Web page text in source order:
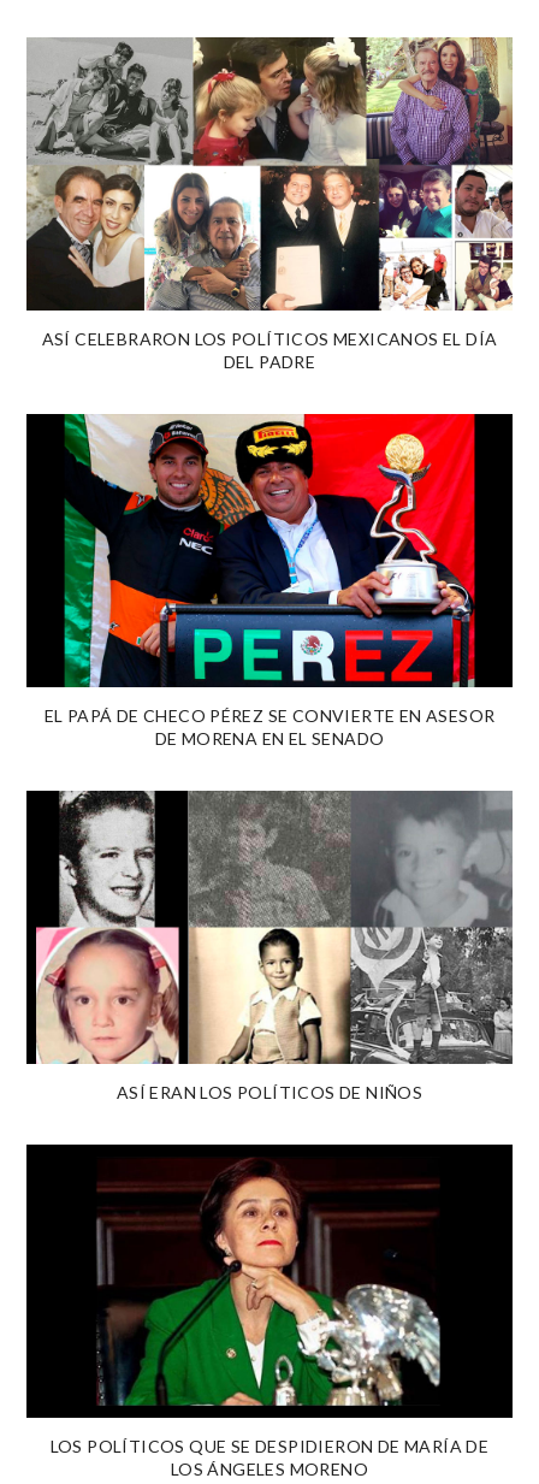
ASÍ CELEBRARON LOS POLÍTICOS MEXICANOS EL DÍA
DEL PADRE
EL PAPÁ DE CHECO PÉREZ SE CONVIERTE EN ASESOR
DE MORENA EN EL SENADO
ASÍ ERAN LOS POLÍTICOS DE NIÑOS
LOS POLÍTICOS QUE SE DESPIDIERON DE MARÍA DE
LOS ÁNGELES MORENO